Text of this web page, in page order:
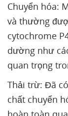
Chuyển hóa:
và thường
cytochrome
dường như
quan trọng
Thải trừ: Đã
chất chuyển